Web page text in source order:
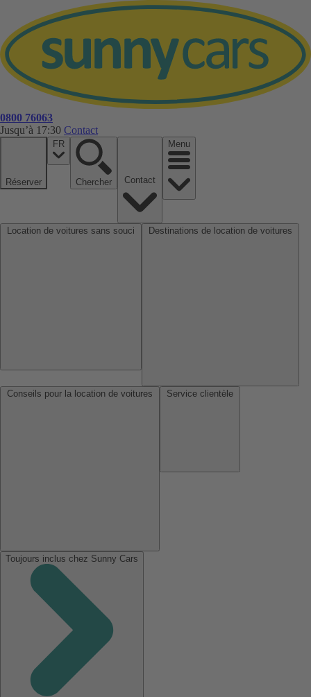
0800 76063
Jusqu’à 17:30 Contact
Réserver
FR
Chercher
Menu
Toujours inclus chez Sunny Cars